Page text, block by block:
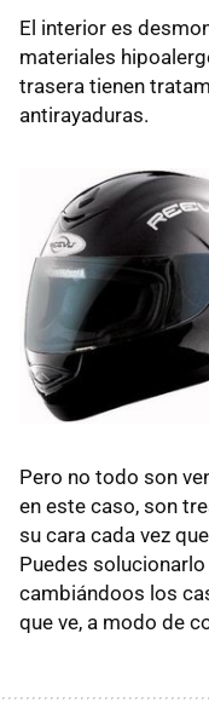
El interior es
materiales
trasera tienen
antirayaduras.
Pero no todo son
en este caso, son
su cara cada vez
Puedes
cambiándoos los
que ve, a modo de